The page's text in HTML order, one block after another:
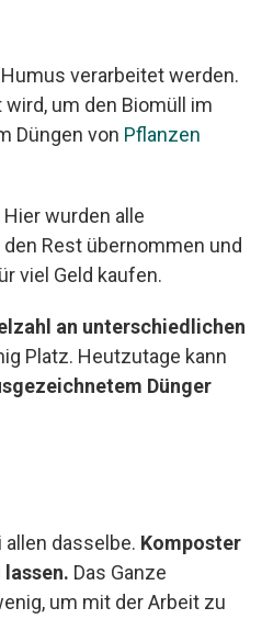
verarbeitet werden.
um den Biomüll im
Düngen von Pflanzen
Hier wurden alle
den Rest übernommen und
viel Geld kaufen.
an unterschiedlichen
Platz. Heutzutage kann
Dünger
dasselbe. Komposter
Das Ganze
um mit der Arbeit zu